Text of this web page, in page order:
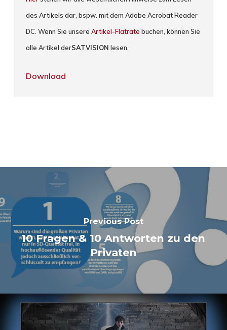
des Artikels dar, bspw. mit dem Adobe Acrobat Reader
DC. Wenn Sie unsereArtikel-Flatrate buchen, können Sie
alle Artikel derSATVISION lesen.
Download
Previous Post
10 Fragen & 10 Antworten zu den
Privaten